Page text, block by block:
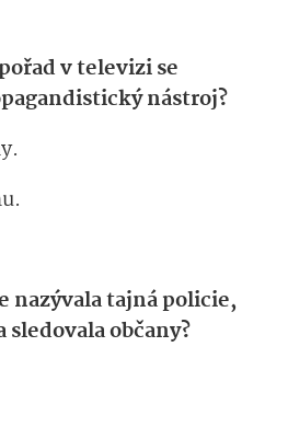
v televizi se
nástroj?
nazývala tajná policie,
občany?